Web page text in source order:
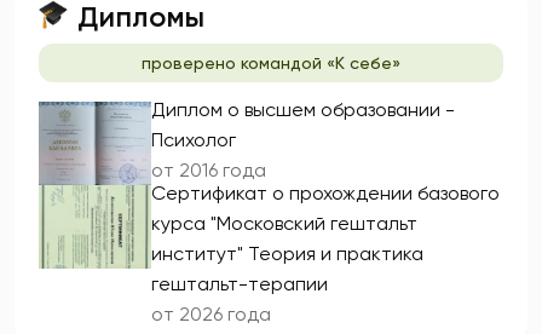
Дипломы
проверено командой «К себе»
Диплом о высшем образовании -
Психолог
от 2016 года
Сертификат о прохождении базового
курса "Московский гештальт
институт" Теория и практика
гештальт-терапии
от 2026 года